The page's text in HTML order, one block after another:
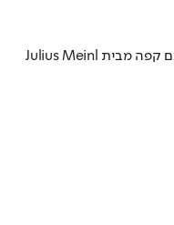
מתחם הפודטראקס בגליל ים מתחדש בעגלת אוכל חדשה - ביסל'ה - שפועלת בסופי בוע ומציעה תפריט מתחלף של כריכי ביס בבייגל, פרעצל ובריוש, סלטים, מאפים מתוקים, שייקים טבעיים וגם קפה מבית Julius Meinl